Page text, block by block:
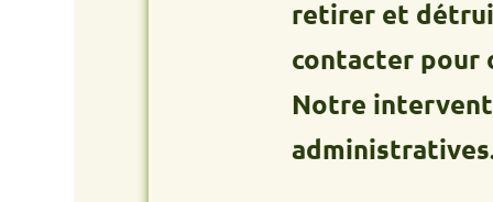
retirer et détruire
contacter pour
Notre intervention
administratives.